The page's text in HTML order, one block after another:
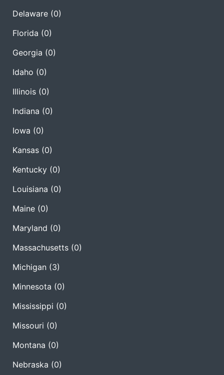
Delaware (0)
Florida (0)
Georgia (0)
Idaho (0)
Illinois (0)
Indiana (0)
Iowa (0)
Kansas (0)
Kentucky (0)
Louisiana (0)
Maine (0)
Maryland (0)
Massachusetts (0)
Michigan (3)
Minnesota (0)
Mississippi (0)
Missouri (0)
Montana (0)
Nebraska (0)